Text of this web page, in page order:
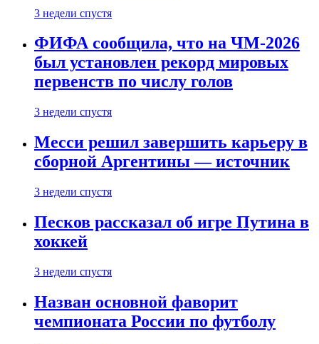
3 недели спустя
ФИФА сообщила, что на ЧМ-2026
был установлен рекорд мировых
первенств по числу голов
3 недели спустя
Месси решил завершить карьеру в
сборной Аргентины — источник
3 недели спустя
Песков рассказал об игре Путина в
хоккей
3 недели спустя
Назван основной фаворит
чемпионата России по футболу